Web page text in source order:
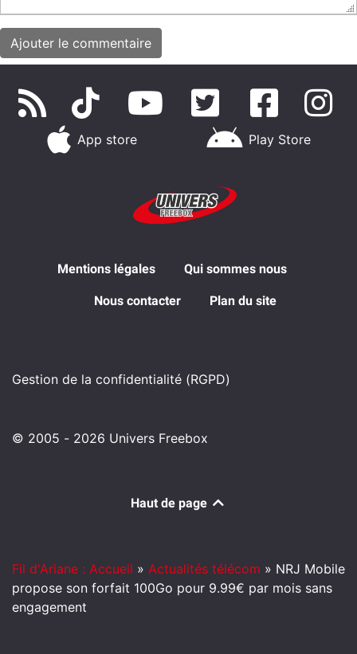
App store Play Store
Mentions légales Qui sommes nous
Nous contacter Plan du site
Gestion de la confidentialité (RGPD)
© 2005 - 2026 Univers Freebox
Haut de page
Fil d'Ariane : Accueil » Actualités télécom » NRJ Mobile
propose son forfait 100Go pour 9.99€ par mois sans
engagement